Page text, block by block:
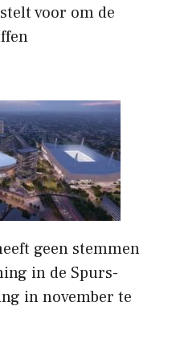
voor om de
geen stemmen
in de Spurs-
in november te